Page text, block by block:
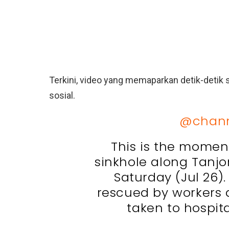
Terkini, video yang memaparkan detik-
sosial.
This is the
sinkhole along
Saturday (Jul
rescued by
taken to